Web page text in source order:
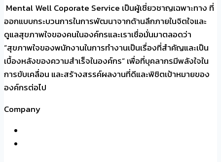
Mental Well Coporate Service เป็นผู้เชี่ยวชาญเฉพาะทาง ที่
ออกแบบกระบวนการในการพัฒนาจากด้านลึกภายในจิตใจและ
ดูแลสุขภาพใจของคนในองค์กรและเราเชื่อมั่นมาตลอดว่า
“สุขภาพใจของพนักงานในการทำงานเป็นเรื่องที่สำคัญและเป็น
เบื้องหลังของความสำเร็จในองค์กร” เพื่อที่บุคลากรมีพลังใจใน
การขับเคลื่อน และสร้างสรรค์ผลงานที่ดีและพิชิตเป้าหมายของ
องค์กรต่อไป
Company